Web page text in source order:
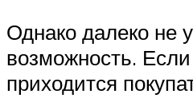
Однако далеко не
возможность.
приходится